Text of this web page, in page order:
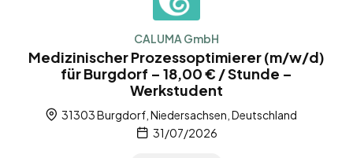
CALUMA GmbH
Medizinischer Prozessoptimierer (m/w/d)
für Burgdorf – 18,00 € / Stunde –
Werkstudent
31303 Burgdorf, Niedersachsen, Deutschland
31/07/2026